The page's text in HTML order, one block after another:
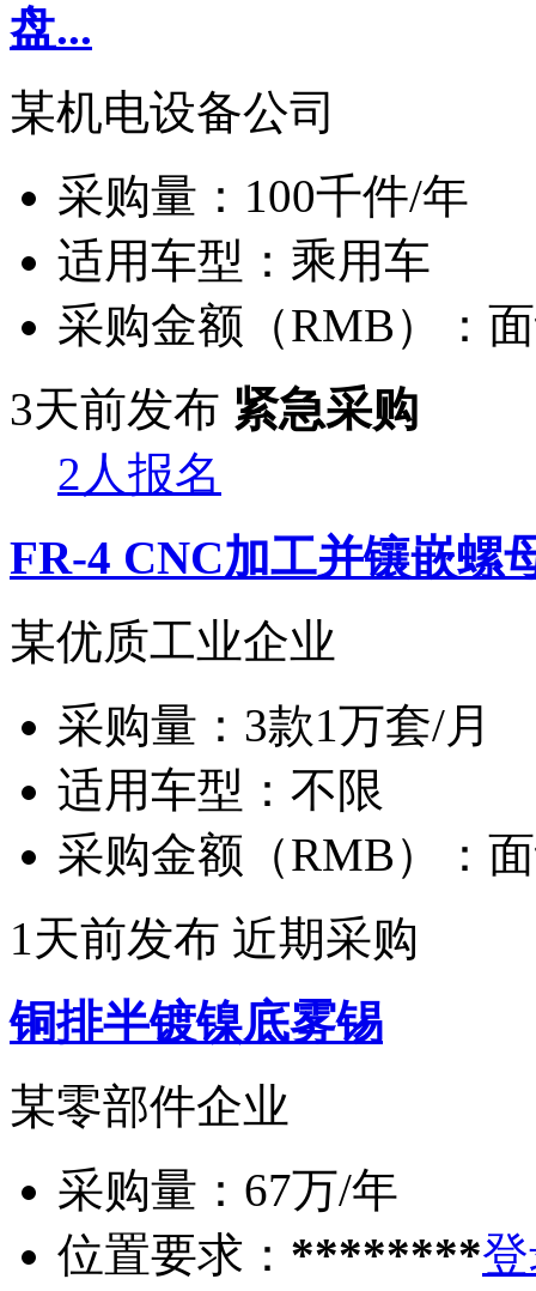
盘...
某机电设备公司
采购量： 100千件/年
适用车型： 乘用车
采购金额（RMB）：
3天前发布 紧急采购
2人报名
FR-4 CNC加工并镶嵌螺
某优质工业企业
采购量： 3款1万套/月
适用车型： 不限
采购金额（RMB）：
1天前发布 近期采购
铜排半镀镍底雾锡
某零部件企业
采购量： 67万/年
位置要求： ********